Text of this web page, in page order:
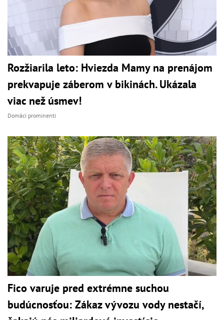
Rozžiarila leto: Hviezda Mamy na prenájom
prekvapuje záberom v bikinách. Ukázala
viac než úsmev!
Domáci prominenti
Fico varuje pred extrémne suchou
budúcnosťou: Zákaz vývozu vody nestačí,